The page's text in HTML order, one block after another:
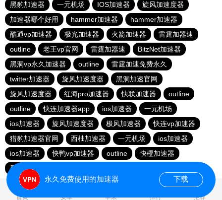
黑豹加速器
一元机场 IOS加速器
旋风加速度器
加速器哪个好用
hammer加速器
hammer加速器
酷通vp加速器
极光加速器 火箭加速器
雷霆加器速
outline
老王vp官网 雷霆加器速
BitzNet加速器
黑洞vp永久加速器
outline
雷霆加速免费永久
twitter加速器
旋风加速度器
黑洞加速官网
旋风加速度器
红海pro加速器 快联加速器
outline
outline
快连加速器app ios加速器
一元机场
ios加速器
旋风加速度器 极风加速器
快连vp加速器
猎豹加速器官网
西柚加速器 一元机场
ios加速器
ios加速器
快鸭vp加速器 outline
快橙加速器
黑洞vqn加速
首页 安卓 苹果 排行 推荐
永久免费使用的加速器 下载
1.596714s